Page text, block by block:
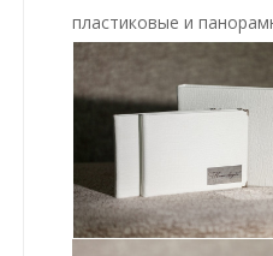
пластиковые и